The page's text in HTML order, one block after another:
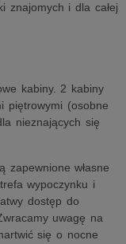
znajomych i dla całej
kabiny. 2 kabiny
piętrowymi (osobne
nieznających się
zapewnione własne
wypoczynku i
dostęp do
uwagę na
się o nocne